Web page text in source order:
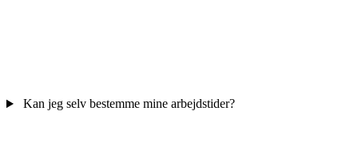
Kan jeg selv bestemme mine arbejdstider?